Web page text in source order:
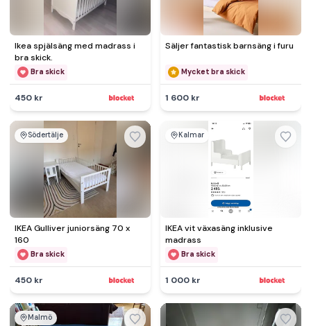
Ikea spjälsäng med madrass i
bra skick.
Bra skick
450 kr
Säljer fantastisk barnsäng i furu
Mycket bra skick
1 600 kr
Södertälje
IKEA Gulliver juniorsäng 70 x
160
Bra skick
450 kr
Kalmar
IKEA vit växasäng inklusive
madrass
Bra skick
1 000 kr
Malmö